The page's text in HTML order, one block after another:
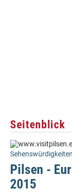
Seitenblick
Sehenswürdigkeiten
Pilsen -
2015